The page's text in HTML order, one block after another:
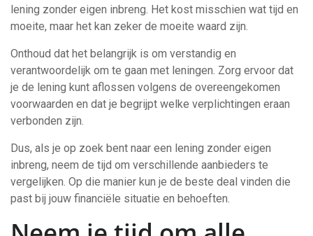
lening zonder eigen inbreng. Het kost misschien wat tijd en
moeite, maar het kan zeker de moeite waard zijn.
Onthoud dat het belangrijk is om verstandig en
verantwoordelijk om te gaan met leningen. Zorg ervoor dat
je de lening kunt aflossen volgens de overeengekomen
voorwaarden en dat je begrijpt welke verplichtingen eraan
verbonden zijn.
Dus, als je op zoek bent naar een lening zonder eigen
inbreng, neem de tijd om verschillende aanbieders te
vergelijken. Op die manier kun je de beste deal vinden die
past bij jouw financiële situatie en behoeften.